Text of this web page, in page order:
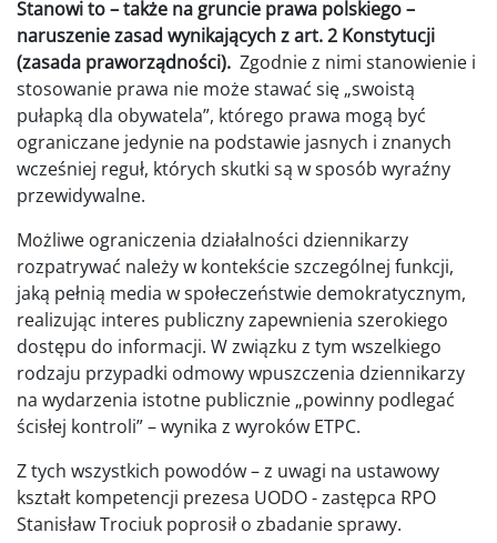
Stanowi to – także na gruncie prawa polskiego –
naruszenie zasad wynikających z art. 2 Konstytucji
(zasada praworządności). Zgodnie z nimi stanowienie i
stosowanie prawa nie może stawać się „swoistą
pułapką dla obywatela”, którego prawa mogą być
ograniczane jedynie na podstawie jasnych i znanych
wcześniej reguł, których skutki są w sposób wyraźny
przewidywalne.
Możliwe ograniczenia działalności dziennikarzy
rozpatrywać należy w kontekście szczególnej funkcji,
jaką pełnią media w społeczeństwie demokratycznym,
realizując interes publiczny zapewnienia szerokiego
dostępu do informacji. W związku z tym wszelkiego
rodzaju przypadki odmowy wpuszczenia dziennikarzy
na wydarzenia istotne publicznie „powinny podlegać
ścisłej kontroli” – wynika z wyroków ETPC.
Z tych wszystkich powodów – z uwagi na ustawowy
kształt kompetencji prezesa UODO - zastępca RPO
Stanisław Trociuk poprosił o zbadanie sprawy.